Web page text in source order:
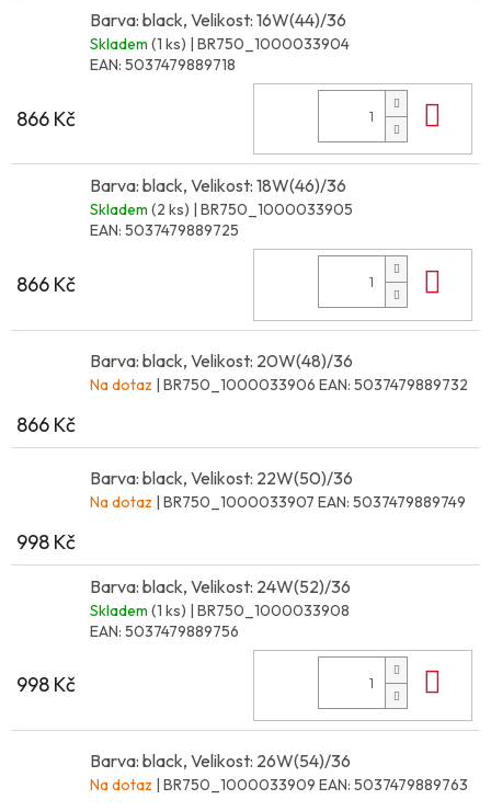
Barva: black, Velikost: 16W(44)/36
Skladem (1 ks) | BR750_1000033904
EAN: 5037479889718
866 Kč
Barva: black, Velikost: 18W(46)/36
Skladem (2 ks) | BR750_1000033905
EAN: 5037479889725
866 Kč
Barva: black, Velikost: 20W(48)/36
Na dotaz | BR750_1000033906 EAN: 5037479889732
866 Kč
Barva: black, Velikost: 22W(50)/36
Na dotaz | BR750_1000033907 EAN: 5037479889749
998 Kč
Barva: black, Velikost: 24W(52)/36
Skladem (1 ks) | BR750_1000033908
EAN: 5037479889756
998 Kč
Barva: black, Velikost: 26W(54)/36
Na dotaz | BR750_1000033909 EAN: 5037479889763